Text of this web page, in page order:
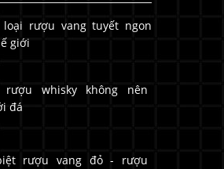
loại rượu vang tuyết ngon
giới
rượu whisky không nên
đá
rượu vang đỏ - rượu